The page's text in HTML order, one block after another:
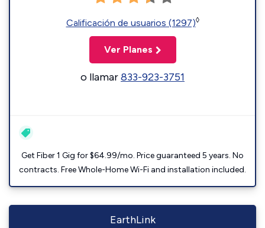
Calificación de usuarios (1297)◊
Ver Planes
o llamar833-923-3751
Get Fiber 1 Gig for $64.99/mo. Price guaranteed 5 years. No
contracts. Free Whole-Home Wi-Fi and installation included.
EarthLink